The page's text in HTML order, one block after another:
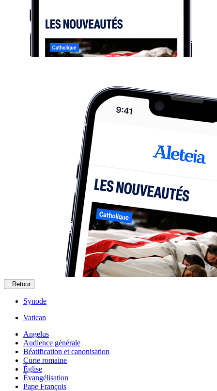
Retour
Synode
Vatican
Angelus
Audience générale
Béatification et canonisation
Curie romaine
Église
Évangélisation
Pape François